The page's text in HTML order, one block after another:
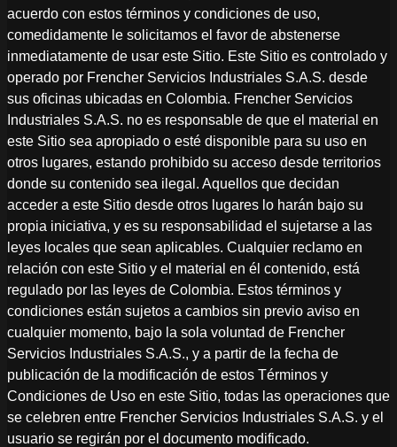
acuerdo con estos términos y condiciones de uso,
comedidamente le solicitamos el favor de abstenerse
inmediatamente de usar este Sitio. Este Sitio es controlado y
operado por Frencher Servicios Industriales S.A.S. desde
sus oficinas ubicadas en Colombia. Frencher Servicios
Industriales S.A.S. no es responsable de que el material en
este Sitio sea apropiado o esté disponible para su uso en
otros lugares, estando prohibido su acceso desde territorios
donde su contenido sea ilegal. Aquellos que decidan
acceder a este Sitio desde otros lugares lo harán bajo su
propia iniciativa, y es su responsabilidad el sujetarse a las
leyes locales que sean aplicables. Cualquier reclamo en
relación con este Sitio y el material en él contenido, está
regulado por las leyes de Colombia. Estos términos y
condiciones están sujetos a cambios sin previo aviso en
cualquier momento, bajo la sola voluntad de Frencher
Servicios Industriales S.A.S., y a partir de la fecha de
publicación de la modificación de estos Términos y
Condiciones de Uso en este Sitio, todas las operaciones que
se celebren entre Frencher Servicios Industriales S.A.S. y el
usuario se regirán por el documento modificado.